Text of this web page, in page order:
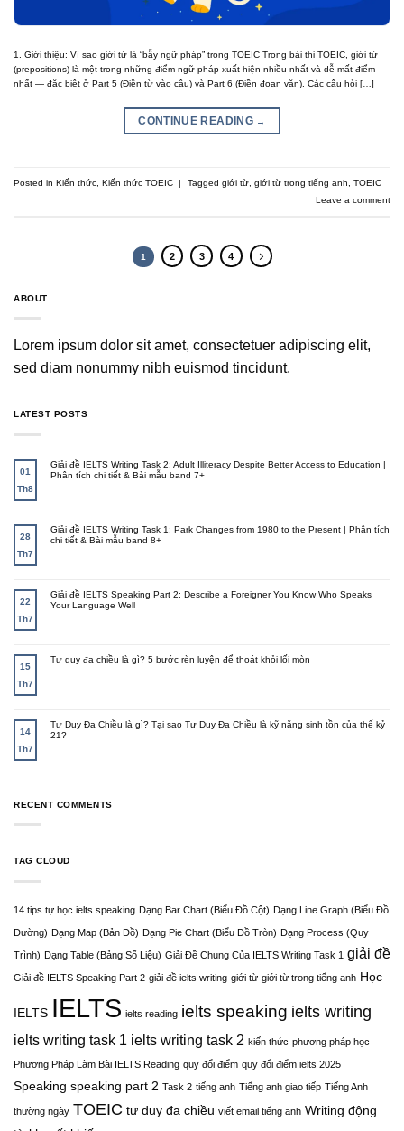
1. Giới thiệu: Vì sao giới từ là “bẫy ngữ pháp” trong TOEIC Trong bài thi TOEIC, giới từ
(prepositions) là một trong những điểm ngữ pháp xuất hiện nhiều nhất và dễ mất điểm
nhất — đặc biệt ở Part 5 (Điền từ vào câu) và Part 6 (Điền đoạn văn). Các câu hỏi […]
CONTINUE READING →
Posted in Kiến thức, Kiến thức TOEIC Tagged giới từ, giới từ trong tiếng anh, TOEIC
Leave a comment
1 2 3 4
ABOUT
Lorem ipsum dolor sit amet, consectetuer adipiscing elit,
sed diam nonummy nibh euismod tincidunt.
LATEST POSTS
01
Th8
Giải đề IELTS Writing Task 2: Adult Illiteracy Despite Better Access to Education |
Phân tích chi tiết & Bài mẫu band 7+
28
Th7
Giải đề IELTS Writing Task 1: Park Changes from 1980 to the Present | Phân tích
chi tiết & Bài mẫu band 8+
22
Th7
Giải đề IELTS Speaking Part 2: Describe a Foreigner You Know Who Speaks
Your Language Well
15
Th7
Tư duy đa chiều là gì? 5 bước rèn luyện để thoát khỏi lối mòn
14
Th7
Tư Duy Đa Chiều là gì? Tại sao Tư Duy Đa Chiều là kỹ năng sinh tồn của thế kỷ
21?
RECENT COMMENTS
TAG CLOUD
14 tips tự học ielts speaking Dạng Bar Chart (Biểu Đồ Cột) Dạng Line Graph (Biểu Đồ
Đường) Dạng Map (Bản Đồ) Dạng Pie Chart (Biểu Đồ Tròn) Dạng Process (Quy
Trình) Dạng Table (Bảng Số Liệu) Giải Đề Chung Của IELTS Writing Task 1 giải đề
Giải đề IELTS Speaking Part 2 giải đề ielts writing giới từ giới từ trong tiếng anh Học
IELTS IELTS ielts reading ielts speaking ielts writing
ielts writing task 1 ielts writing task 2 kiến thức phương pháp học
Phương Pháp Làm Bài IELTS Reading quy đổi điểm quy đổi điểm ielts 2025
Speaking speaking part 2 Task 2 tiếng anh Tiếng anh giao tiếp Tiếng Anh
thường ngày TOEIC tư duy đa chiều viết email tiếng anh Writing động